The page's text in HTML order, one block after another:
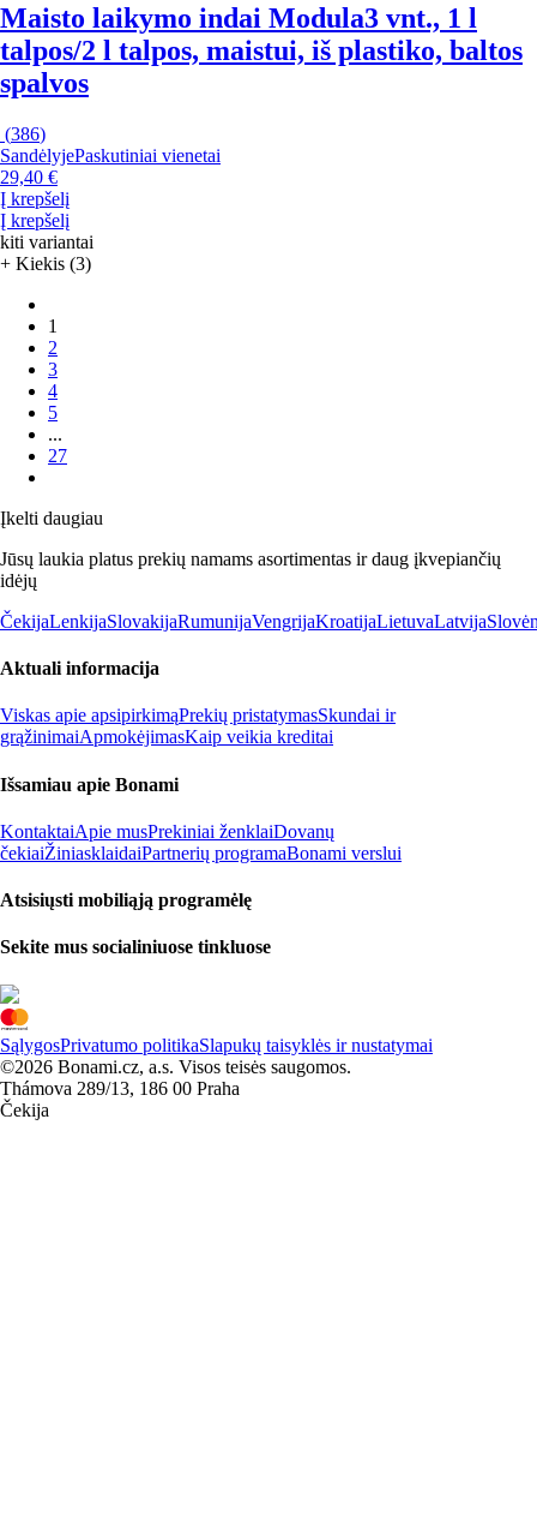
Maisto laikymo indai Modula3 vnt., 1 l
talpos/2 l talpos, maistui, iš plastiko, baltos
spalvos
(386)
SandėlyjePaskutiniai vienetai
29,40 €
Į krepšelį
Į krepšelį
kiti variantai
+ Kiekis (3)
1
2
3
4
5
...
27
Įkelti daugiau
Jūsų laukia platus prekių namams asortimentas ir daug įkvepiančių
idėjų
ČekijaLenkijaSlovakijaRumunijaVengrijaKroatijaLietuvaLatvija
Aktuali informacija
Viskas apie apsipirkimąPrekių pristatymasSkundai ir
grąžinimaiApmokėjimasKaip veikia kreditai
Išsamiau apie Bonami
KontaktaiApie musPrekiniai ženklaiDovanų
čekiaiŽiniasklaidaiPartnerių programaBonami verslui
Atsisiųsti mobiliąją programėlę
Sekite mus socialiniuose tinkluose
SąlygosPrivatumo politikaSlapukų taisyklės ir nustatymai
©2026 Bonami.cz, a.s. Visos teisės saugomos.
Thámova 289/13, 186 00 Praha
Čekija